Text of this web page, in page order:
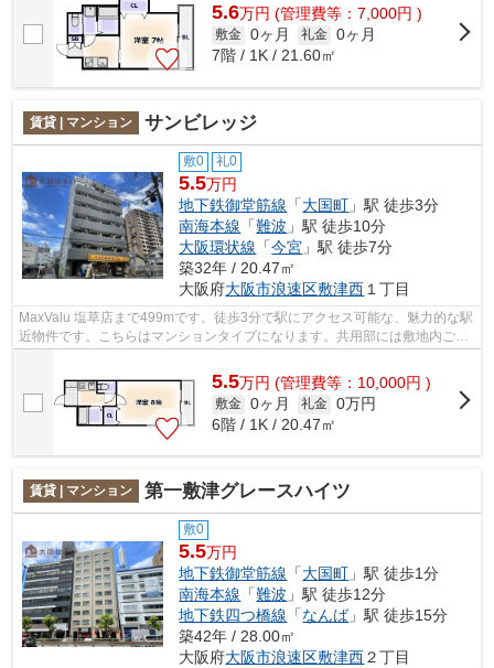
5.6万円 (管理費等：7,000円 )
敷金 0ヶ月 礼金 0ヶ月
7階 / 1K / 21.60㎡
賃貸 | マンション サンビレッジ
敷0 礼0
5.5万円
地下鉄御堂筋線 「大国町 」駅 徒歩3分
南海本線 「難波 」駅 徒歩10分
大阪環状線 「今宮 」駅 徒歩7分
築32年 / 20.47㎡
大阪府大阪市浪速区敷津西 １丁目
MaxValu 塩草店まで499mです。徒歩3分で駅にアクセス可能な、魅力的な駅
近物件です。こちらはマンションタイプになります。共用部には敷地内ごみ
5.5万円 (管理費等：10,000円 )
敷金 0ヶ月 礼金 0万円
6階 / 1K / 20.47㎡
賃貸 | マンション 第一敷津グレースハイツ
敷0
5.5万円
地下鉄御堂筋線 「大国町 」駅 徒歩1分
南海本線 「難波 」駅 徒歩12分
地下鉄四つ橋線 「なんば」駅 徒歩15分
築42年 / 28.00㎡
大阪府大阪市浪速区敷津西２丁目